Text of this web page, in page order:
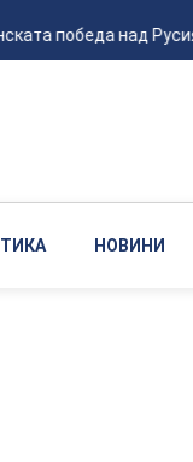
победа над Русия...
НОВИНИ